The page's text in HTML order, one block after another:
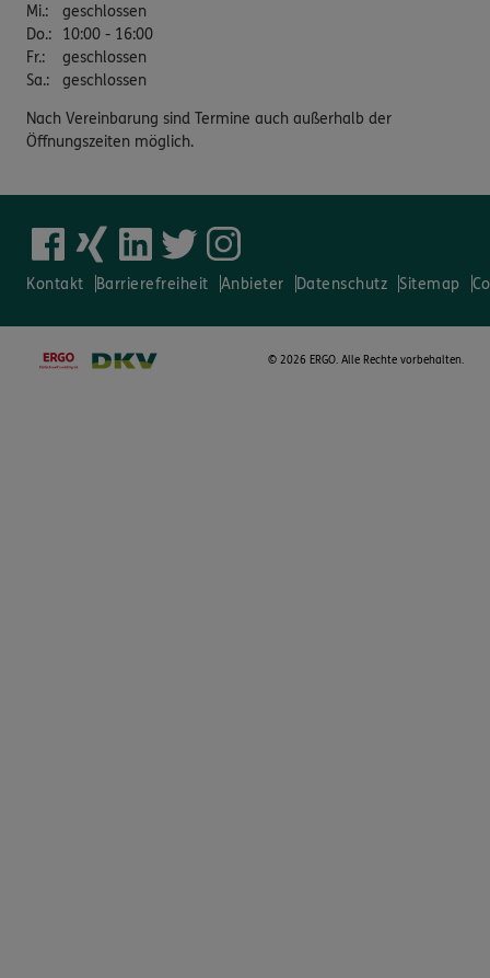
Mi.:
geschlossen
Do.:
10:00 - 16:00
Fr.:
geschlossen
Sa.: geschlossen
Nach Vereinbarung sind Termine auch außerhalb der
Öffnungszeiten möglich.
Kontakt Barrierefreiheit Anbieter Datenschutz Sitemap
© 2026 ERGO. Alle Rechte vorbehalten.